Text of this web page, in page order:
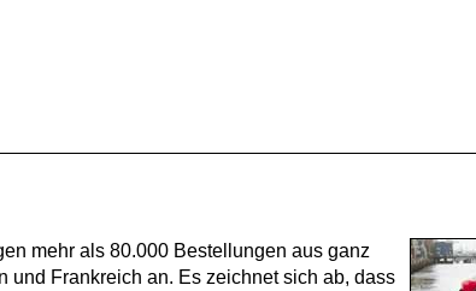
mehr als 80.000 Bestellungen aus ganz
und Frankreich an. Es zeichnet sich ab, dass